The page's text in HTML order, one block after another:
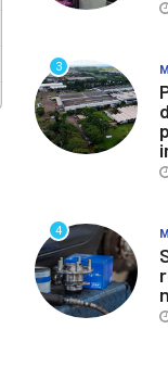
3
4